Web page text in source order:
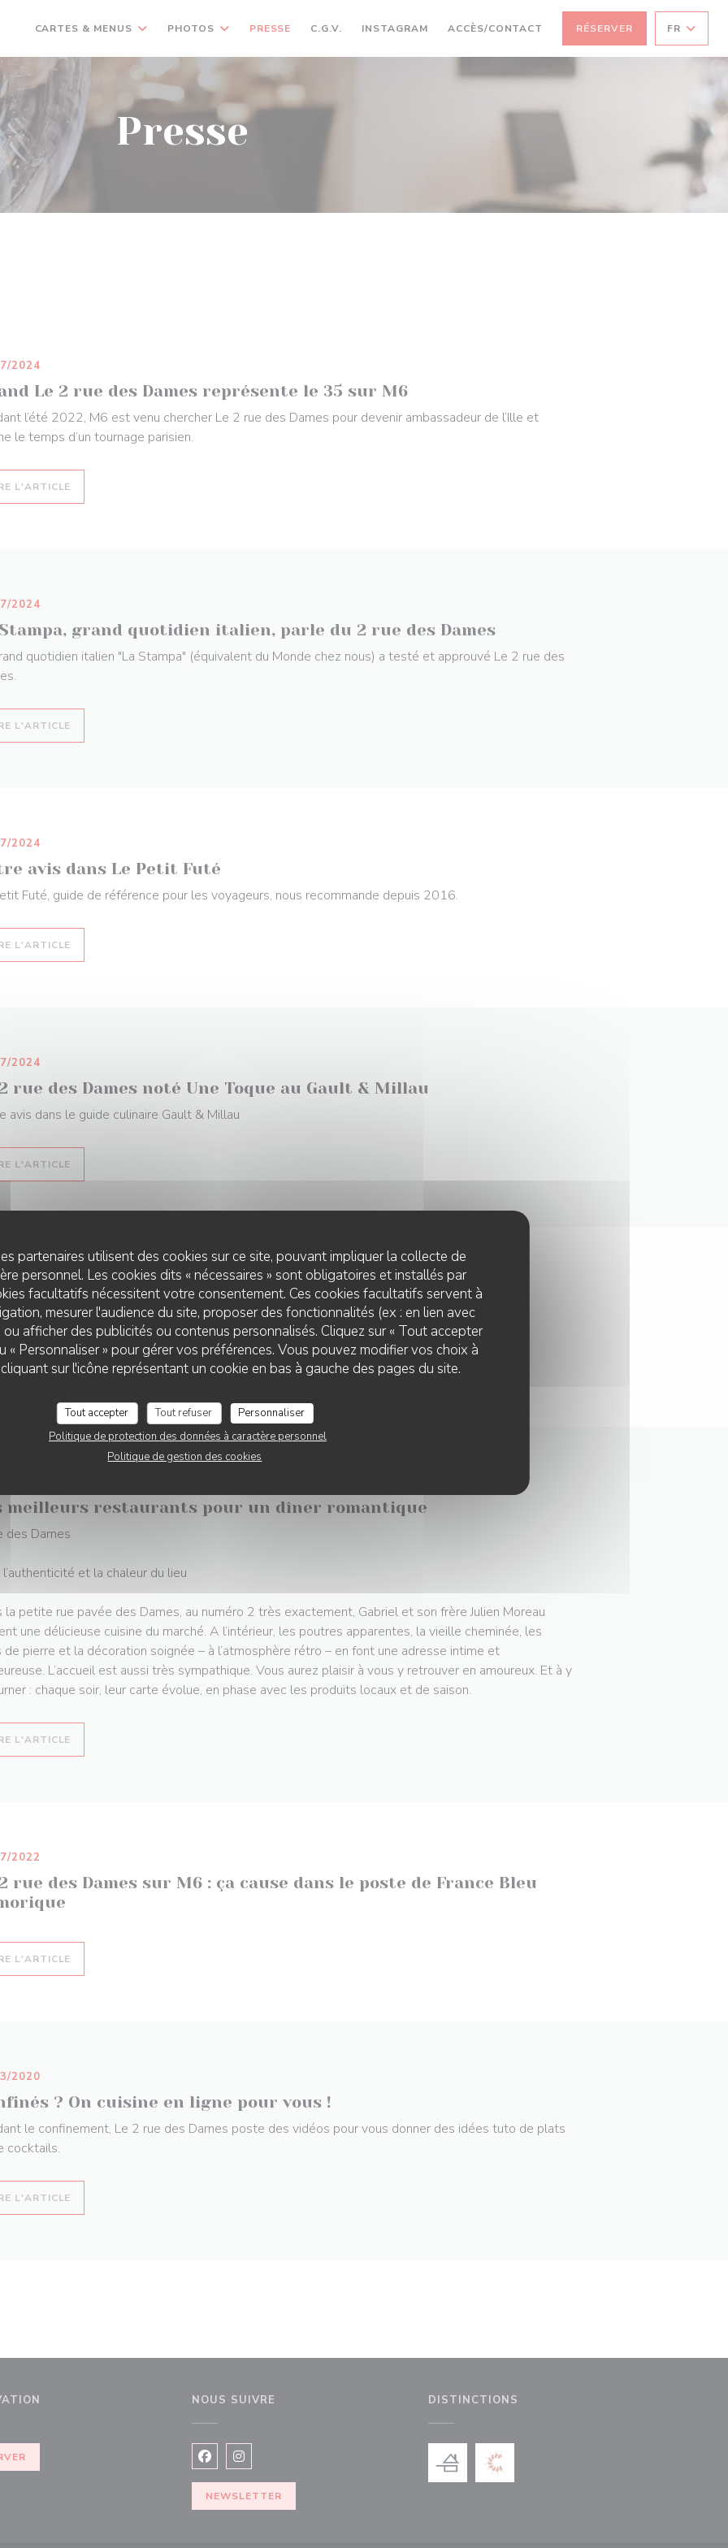
partenaires utilisent des cookies sur ce site, pouvant impliquer la collecte de
personnel. Les cookies dits « nécessaires » sont obligatoires et installés par
facultatifs nécessitent votre consentement. Ces cookies facultatifs servent à
mesurer l'audience du site, proposer des fonctionnalités (ex : en lien avec
afficher des publicités ou contenus personnalisés. Cliquez sur « Tout accepter
« Personnaliser » pour gérer vos préférences. Vous pouvez modifier vos choix à
sur l'icône représentant un cookie en bas à gauche des pages du site.
Tout accepter Tout refuser
Personnaliser
Politique de protection des données à caractère personnel
Politique de gestion des cookies
CARTES & MENUS PHOTOS PRESSE C.G.V. INSTAGRAM((OUVRE UNE NOUVELLE FENÊTRE))
ACCÈS/CONTACT RÉSERVER FR
Presse
Le 2 rue des Dames représente le 35 sur M6
2024
l’été 2022, M6 est venu chercher Le 2 rue des Dames pour devenir ambassadeur de l’Ille et
le temps d’un tournage parisien.
L'ARTICLE
grand quotidien italien, parle du 2 rue des Dames
2024
quotidien italien "La Stampa" (équivalent du Monde chez nous) a testé et approuvé Le 2 rue des
L'ARTICLE
avis dans Le Petit Futé
2024
Futé, guide de référence pour les voyageurs, nous recommande depuis 2016.
L'ARTICLE
rue des Dames noté Une Toque au Gault & Millau
2024
avis dans le guide culinaire Gault & Millau
L'ARTICLE
à Rennes
2024
L'ARTICLE ((OUVRE UNE NOUVELLE FENÊTRE))
meilleurs restaurants pour un dîner romantique
des Dames
l’authenticité et la chaleur du lieu
la petite rue pavée des Dames, au numéro 2 très exactement, Gabriel et son frère Julien Moreau
une délicieuse cuisine du marché. A l’intérieur, les poutres apparentes, la vieille cheminée, les
de pierre et la décoration soignée – à l’atmosphère rétro – en font une adresse intime et
L’accueil est aussi très sympathique. Vous aurez plaisir à vous y retrouver en amoureux. Et à y
: chaque soir, leur carte évolue, en phase avec les produits locaux et de saison.
L'ARTICLE
rue des Dames sur M6 : ça cause dans le poste de France Bleu
2022
L'ARTICLE
? On cuisine en ligne pour vous !
2020
le confinement, Le 2 rue des Dames poste des vidéos pour vous donner des idées tuto de plats
cocktails.
L'ARTICLE
NOUS SUIVRE
Facebook ((ouvre une nouvelle fenêtre))
Instagram ((ouvre une nouvelle fenêtre))
NEWSLETTER
DISTINCTIONS
LE 2 RUE DES DAMES